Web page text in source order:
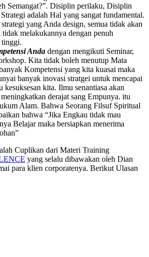
Semangat?”. Disiplin perilaku, Disiplin
adalah Hal yang sangat fundamental.
strategi yang Anda design, semua tidak akan
melakukannya dengan penuh
Anda dengan mengikuti Seminar,
Kita tidak boleh menutup Mata
Kompetensi yang kita kuasai maka
banyak inovasi stratgei untuk mencapai
kesuksesan kita. Ilmu senantiasa akan
derajat sang Empunya. itu
Alam. Bahwa Seorang Filsuf Spiritual
bahwa “Jika Engkau tidak mau
Belajar maka bersiapkan menerima
Cuplikan dari Materi Training
yang selalu dibawakan oleh Dian
para klien corporatenya. Berikut Ulasan